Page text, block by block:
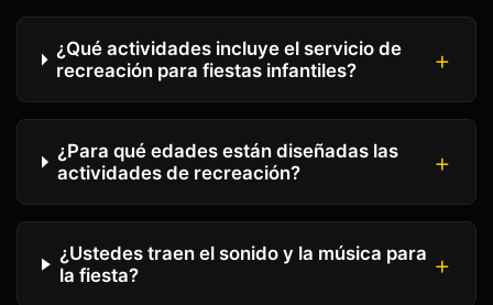
¿Qué actividades incluye el servicio de
recreación para fiestas infantiles?
¿Para qué edades están diseñadas las
actividades de recreación?
¿Ustedes traen el sonido y la música para
la fiesta?